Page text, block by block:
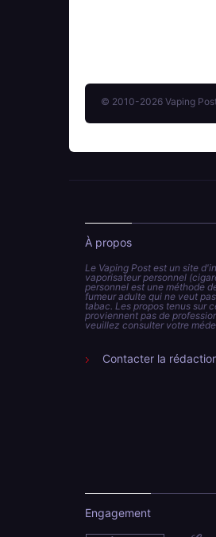
© 2010-2026 Vaping
À propos
Le Vaping Post est un site
vaporisateur personnel
personnel est une méthode
fumeur adulte qui ne veut
tabac. Les propos tenus sur
proviennent pas de
veuillez consulter votre
Contacter la
Engagement